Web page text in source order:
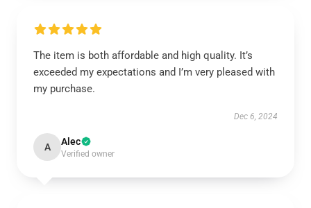
The item is both affordable and high quality. It’s
exceeded my expectations and I’m very pleased with
my purchase.
Dec 6, 2024
A Alec
Verified owner